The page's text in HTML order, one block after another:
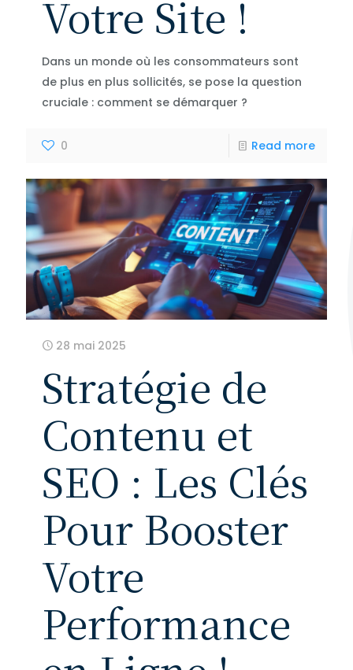
Votre Site !
Dans un monde où les consommateurs sont
de plus en plus sollicités, se pose la question
cruciale : comment se démarquer ?
0 Read more
28 mai 2025
Stratégie de
Contenu et
SEO : Les Clés
Pour Booster
Votre
Performance